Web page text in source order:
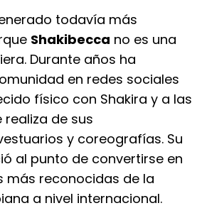
todavía más
Shakibecca no es una
Durante años ha
en redes sociales
físico con Shakira y a las
de sus
y coreografías. Su
al punto de convertirse en
más reconocidas de la
a nivel internacional.